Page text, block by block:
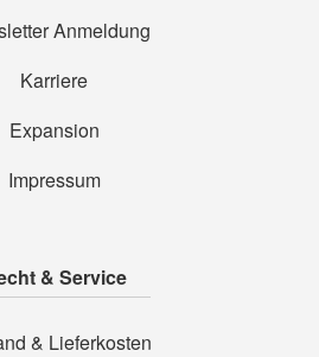
Anmeldung
Karriere
Expansion
Impressum
& Service
& Lieferkosten